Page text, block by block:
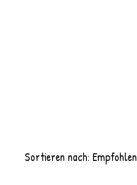
Sortieren nach: Empfohlen